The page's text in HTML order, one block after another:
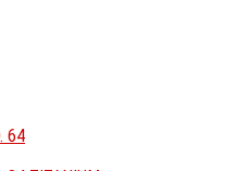
64